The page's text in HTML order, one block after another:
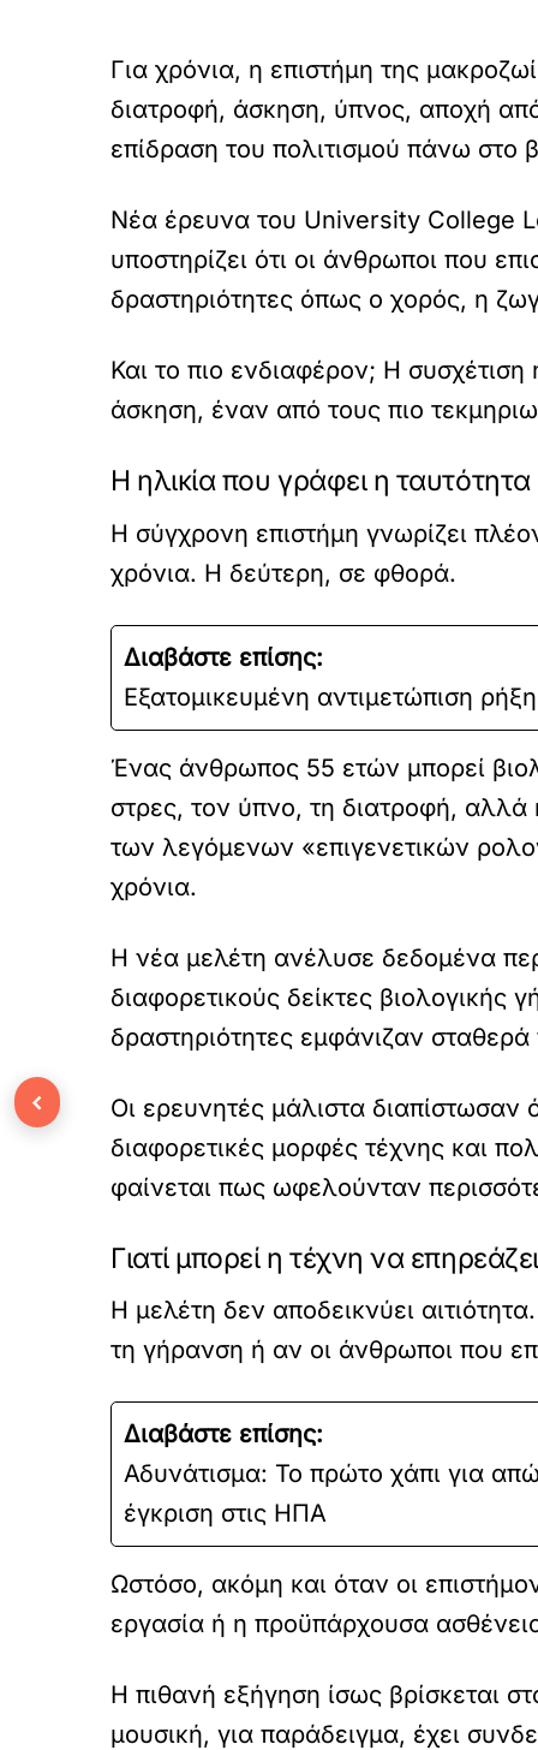
Για χρόνια, η επιστήμη της
διατροφή, άσκηση, ύπνος, αποχή
επίδραση του πολιτισμού πάνω
Νέα έρευνα του University College
υποστηρίζει ότι οι άνθρωποι που
δραστηριότητες όπως ο χορός, η
Και το πιο ενδιαφέρον; Η
άσκηση, έναν από τους πιο
Η ηλικία που γράφει η
Η σύγχρονη επιστήμη γνωρίζει
χρόνια. Η δεύτερη, σε φθορά.
Διαβάστε επίσης:
Εξατομικευμένη αντιμετώπιση
Ένας άνθρωπος 55 ετών μπορεί
στρες, τον ύπνο, τη διατροφή, αλλά
των λεγόμενων «επιγενετικών
χρόνια.
Η νέα μελέτη ανέλυσε δεδομένα
διαφορετικούς δείκτες
δραστηριότητες εμφάνιζαν
Οι ερευνητές μάλιστα διαπίστωσαν
διαφορετικές μορφές τέχνης και
φαίνεται πως ωφελούνταν
Γιατί μπορεί η τέχνη να
Η μελέτη δεν αποδεικνύει
τη γήρανση ή αν οι άνθρωποι που
Διαβάστε επίσης:
Αδυνάτισμα: Το πρώτο χάπι για
έγκριση στις ΗΠΑ
Ωστόσο, ακόμη και όταν οι
εργασία ή η προϋπάρχουσα
Η πιθανή εξήγηση ίσως βρίσκεται
μουσική, για παράδειγμα, έχει
‹